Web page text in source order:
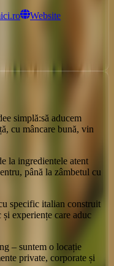
Website
simplă:să aducem
cu mâncare bună, vin
la ingredientele atent
până la zâmbetul cu
specific italian construit
experiențe care aduc
– suntem o locație
private, corporate și